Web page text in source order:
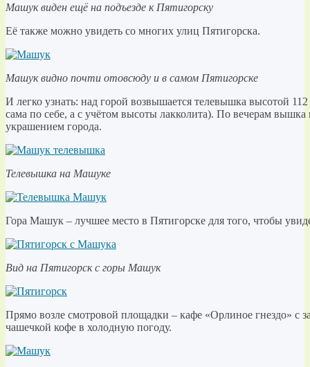
Машук виден ещё на подъезде к Пятигорску
Её также можно увидеть со многих улиц Пятигорска.
Машук видно почти отовсюду и в самом Пятигорске
И легко узнать: над горой возвышается телевышка высотой
сама по себе, а с учётом высоты лакколита). По вечерам вышка
украшением города.
Телевышка на Машуке
Гора Машук – лучшее место в Пятигорске для того, чтобы
Вид на Пятигорск с горы Машук
Прямо возле смотровой площадки – кафе «Орлиное гнездо» с
чашечкой кофе в холодную погоду.